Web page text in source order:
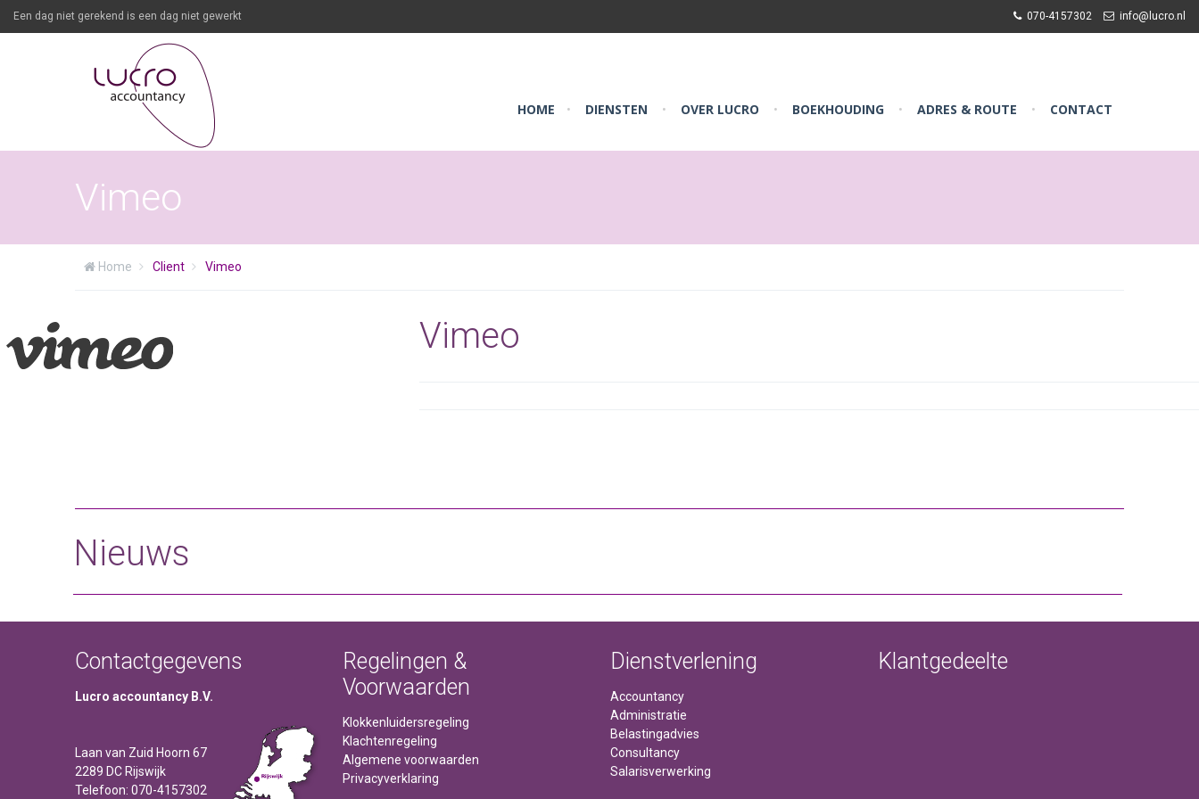
Een dag niet gerekend is een dag niet gewerkt 070-4157302 info@lucro.nl
HOME • DIENSTEN • OVER LUCRO • BOEKHOUDING • ADRES & ROUTE • CONTACT
Vimeo
Home Client Vimeo
Vimeo
Nieuws
Contactgegevens
Lucro accountancy B.V.
Laan van Zuid Hoorn 67
2289 DC Rijswijk
Telefoon: 070-4157302
Regelingen &
Voorwaarden
Klokkenluidersregeling
Klachtenregeling
Algemene voorwaarden
Privacyverklaring
Dienstverlening
Accountancy
Administratie
Belastingadvies
Consultancy
Salarisverwerking
Klantgedeelte